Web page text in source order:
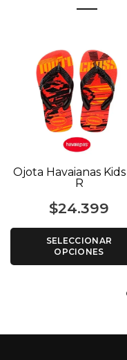
Ojota Havaianas
R
$24.399
SELECCIONAR
OPCIONES